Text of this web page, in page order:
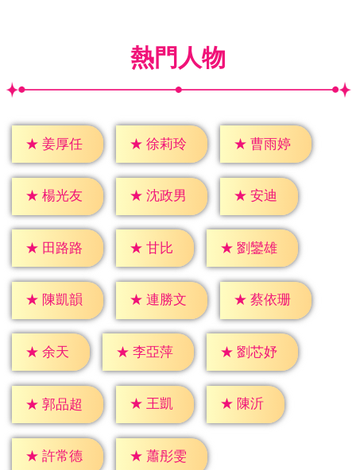
熱門人物
★ 姜厚任 ★ 徐莉玲 ★ 曹雨婷
★ 楊光友 ★ 沈政男 ★ 安迪
★ 田路路 ★ 甘比 ★ 劉鑾雄
★ 陳凱韻 ★ 連勝文 ★ 蔡依珊
★ 余天 ★ 李亞萍 ★ 劉芯妤
★ 郭品超 ★ 王凱 ★ 陳沂
★ 許常德 ★ 蕭彤雯